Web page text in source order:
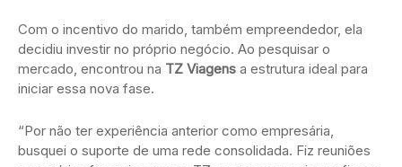
Com o incentivo do marido, também empreendedor, ela
decidiu investir no próprio negócio. Ao pesquisar o
mercado, encontrou na TZ Viagens a estrutura ideal para
iniciar essa nova fase.
“Por não ter experiência anterior como empresária,
busquei o suporte de uma rede consolidada. Fiz reuniões